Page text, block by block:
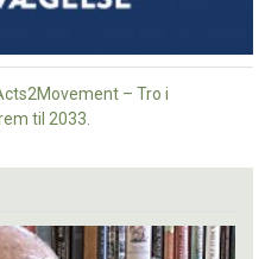
– Tro i
til 2033.